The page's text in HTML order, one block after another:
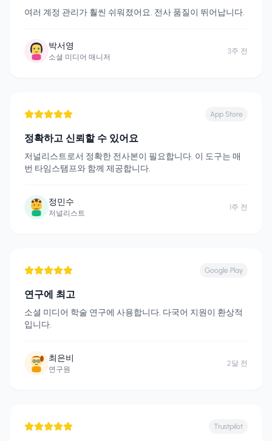
여러 계정 관리가 훨씬 쉬워졌어요. 전사 품질이 뛰어납니다.
박서영
소셜 미디어 매니저
3주 전
App Store
정확하고 신뢰할 수 있어요
저널리스트로서 정확한 전사본이 필요합니다. 이 도구는 매
번 타임스탬프와 함께 제공합니다.
정민수
저널리스트
1주 전
Google Play
연구에 최고
소셜 미디어 학술 연구에 사용합니다. 다국어 지원이 환상적
입니다.
최은비
연구원
2달 전
Trustpilot